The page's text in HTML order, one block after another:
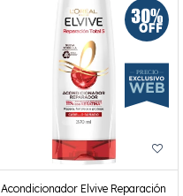
Acondicionador Elvive Reparación